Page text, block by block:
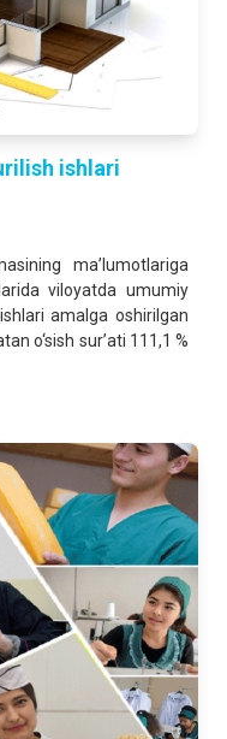
ishlari
ma’lumotlariga
viloyatda umumiy
amalga oshirilgan
o‘sish sur’ati 111,1 %